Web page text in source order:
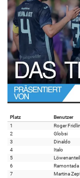
Platz Benutzer
1
Roger Fridlin
2
Globsi
3
Dinaldo
4
Italo
5
Löwenanteil
6
Ramontada
7
Martina